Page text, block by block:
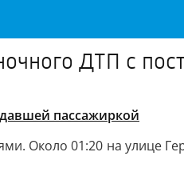
ДТП с
пассажиркой
Около 01:20 на улице